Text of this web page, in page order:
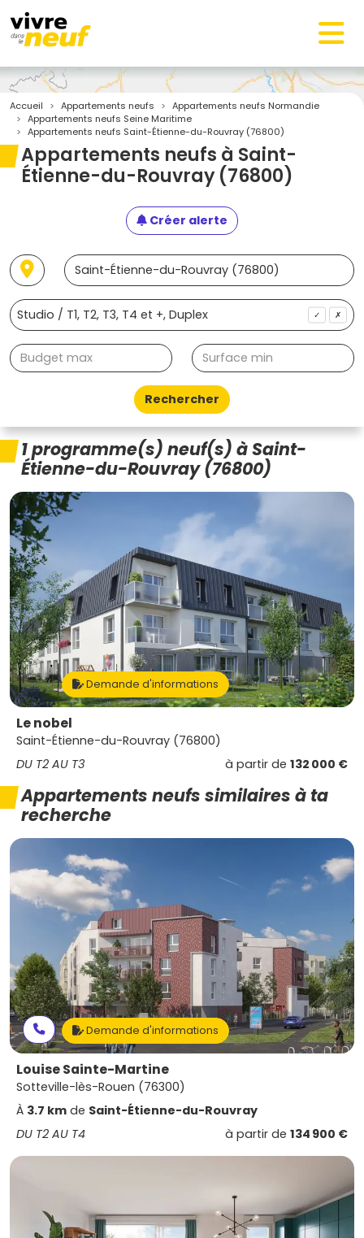
Accueil Appartements neufs
Appartements neufs Normandie
Appartements neufs Seine Maritime
Appartements neufs Saint-Étienne-du-Rouvray (76800)
Appartements neufs à Saint-
Étienne-du-Rouvray (76800)
Créer alerte
✓ ✗
Rechercher
1 programme(s) neuf(s) à Saint-
Étienne-du-Rouvray (76800)
Demande d'informations
Le nobel
Saint-Étienne-du-Rouvray (76800)
DU T2 AU T3
à partir de 132 000 €
Appartements neufs similaires à ta
recherche
Demande d'informations
Louise Sainte-Martine
Sotteville-lès-Rouen (76300)
À 3.7 km de Saint-Étienne-du-Rouvray
DU T2 AU T4
à partir de 134 900 €